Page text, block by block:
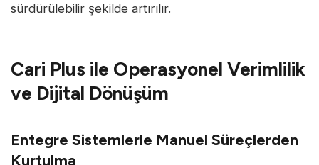
sürdürülebilir şekilde artırılır.
Cari Plus ile Operasyonel Verimlilik
ve Dijital Dönüşüm
Entegre Sistemlerle Manuel Süreçlerden
Kurtulma